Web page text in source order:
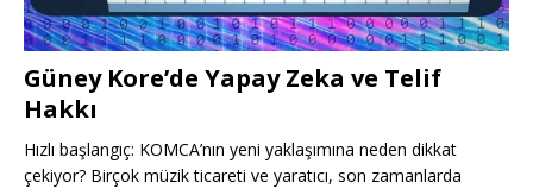
Güney Kore’de Yapay Zeka ve Telif
Hakkı
Hızlı başlangıç: KOMCA’nın yeni yaklaşımına neden dikkat
çekiyor? Birçok müzik ticareti ve yaratıcı, son zamanlarda